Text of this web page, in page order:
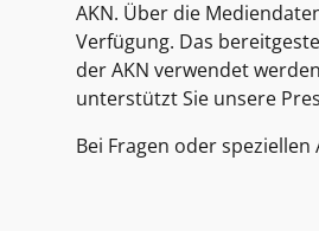
AKN. Über die
Verfügung. Das
der AKN verwendet
unterstützt Sie unsere
Bei Fragen oder